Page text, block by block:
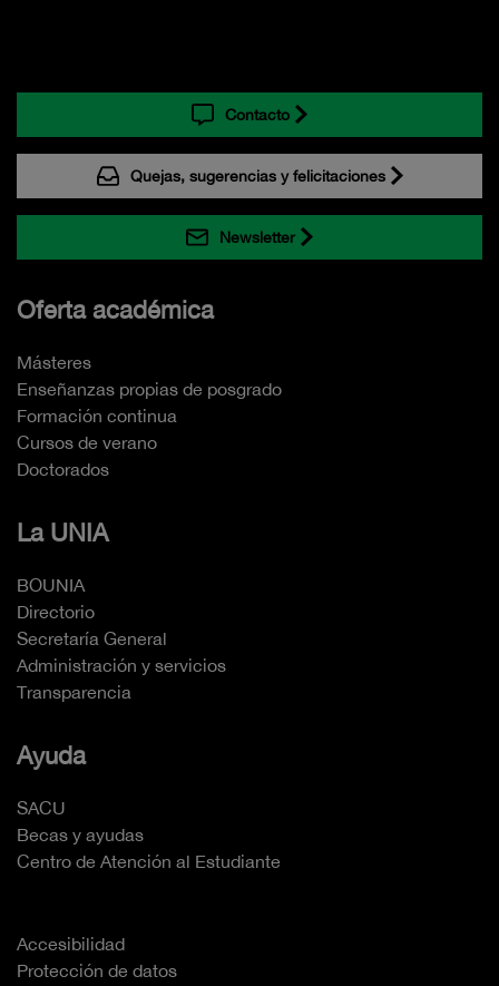
Contacto
Quejas, sugerencias y felicitaciones
Newsletter
Oferta académica
Másteres
Enseñanzas propias de posgrado
Formación continua
Cursos de verano
Doctorados
La UNIA
BOUNIA
Directorio
Secretaría General
Administración y servicios
Transparencia
Ayuda
SACU
Becas y ayudas
Centro de Atención al Estudiante
Accesibilidad
Protección de datos